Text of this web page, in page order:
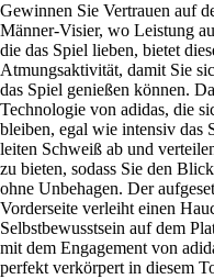
Gewinnen Sie Vertrauen auf
Männer-Visier, wo Leistung
die das Spiel lieben, bietet
Atmungsaktivität, damit Sie
das Spiel genießen können.
Technologie von adidas, die
bleiben, egal wie intensiv das
leiten Schweiß ab und
zu bieten, sodass Sie den
ohne Unbehagen. Der
Vorderseite verleiht einen
Selbstbewusstsein auf dem
mit dem Engagement von
perfekt verkörpert in diesem